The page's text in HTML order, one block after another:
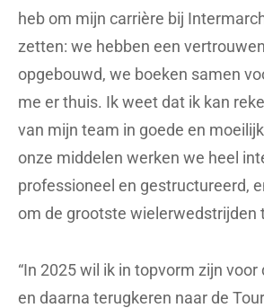
heb om mijn carrière bij
zetten: we hebben een
opgebouwd, we boeken samen
me er thuis. Ik weet dat ik kan
van mijn team in goede en
onze middelen werken we heel
professioneel en gestructureerd,
om de grootste wielerwedstrijden
“In 2025 wil ik in topvorm zijn voor
en daarna terugkeren naar de